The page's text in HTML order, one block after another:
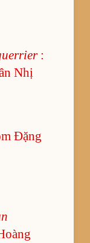
:
Nhị
Đặng